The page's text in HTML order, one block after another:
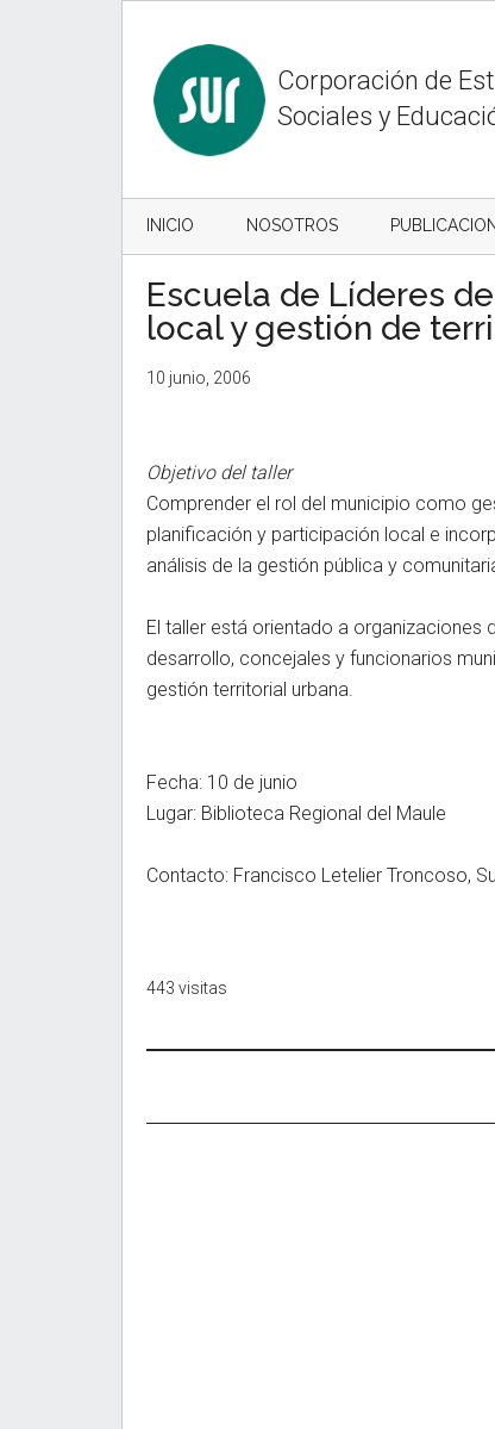
Corporación de
Sociales y
INICIO NOSOTROS
Escuela de Líderes
local y gestión de
10 junio, 2006
Objetivo del taller
Comprender el rol del municipio como
planificación y participación local e
análisis de la gestión pública y
El taller está orientado a
desarrollo, concejales y funcionarios
gestión territorial urbana.
Fecha: 10 de junio
Lugar: Biblioteca Regional del Maule
Contacto: Francisco Letelier Troncoso,
443 visitas